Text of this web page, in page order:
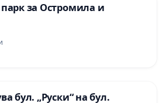
за Остромила и
бул. „Руски“ на бул.